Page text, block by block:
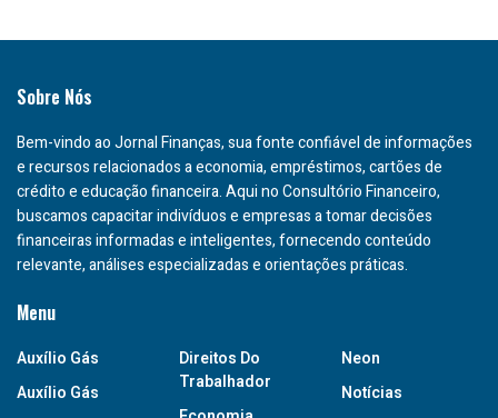
Sobre Nós
Bem-vindo ao Jornal Finanças, sua fonte confiável de informações
e recursos relacionados a economia, empréstimos, cartões de
crédito e educação financeira. Aqui no Consultório Financeiro,
buscamos capacitar indivíduos e empresas a tomar decisões
financeiras informadas e inteligentes, fornecendo conteúdo
relevante, análises especializadas e orientações práticas.
Menu
Auxílio Gás
Auxílio Gás
Direitos Do
Trabalhador
Neon
Notícias